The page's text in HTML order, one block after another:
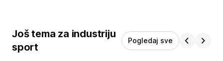
Još tema za industriju
sport
Pogledaj sve